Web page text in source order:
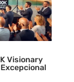
Visionary